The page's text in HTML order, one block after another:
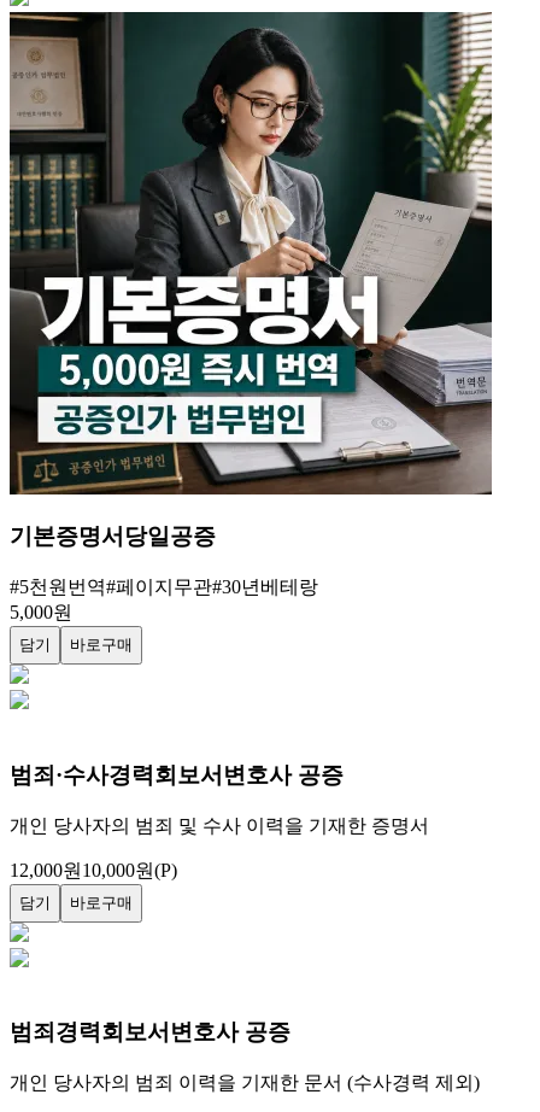
국내거소신고 사실증명변호사 공증
외국국적동포가 국내거소신고를 완료한 사실을 증명하는 문
12,000원10,000원
바로구매
5,000 원